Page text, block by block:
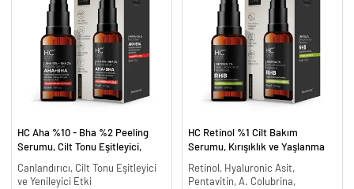
HC Aha %10 - Bha %2 Peeling
Serumu, Cilt Tonu Eşitleyici,
Canlandırıcı, Cilt Tonu Eşitleyici
ve Yenileyici Etki
HC Retinol %1 Cilt Bakım
Serumu, Kırışıklık ve Yaşlanma
Retinol, Hyaluronic Asit,
Pentavitin, A. Colubrina,